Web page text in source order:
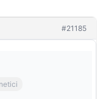
#21185